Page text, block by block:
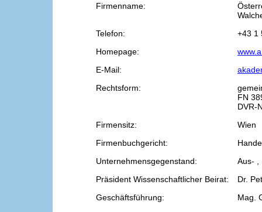
Firmenname:
Telefon:
+43 1
Homepage:
E-Mail:
Rechtsform:
FN
DVR-
Firmensitz:
Wien
Firmenbuchgericht:
Unternehmensgegenstand:
Aus- ,
Präsident Wissenschaftlicher Beirat:
Dr.
Geschäftsführung:
Mag.